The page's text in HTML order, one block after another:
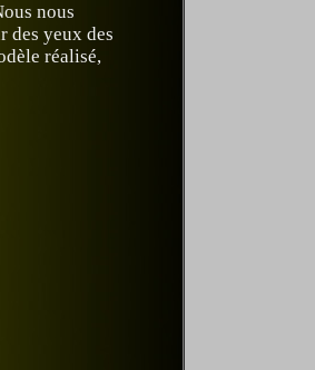
nous
des yeux des
réalisé,